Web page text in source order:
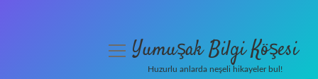
menüyüYumuşak Bilgi Köşesi
Huzurlu anlarda neşeli hikayeler bul!